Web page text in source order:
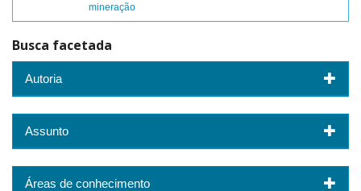
mineração
Busca facetada
Autoria
Assunto
Áreas de conhecimento